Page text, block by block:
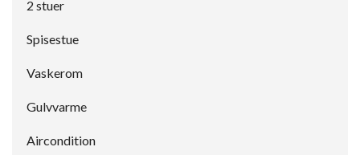
2 stuer
Spisestue
Vaskerom
Gulvvarme
Aircondition